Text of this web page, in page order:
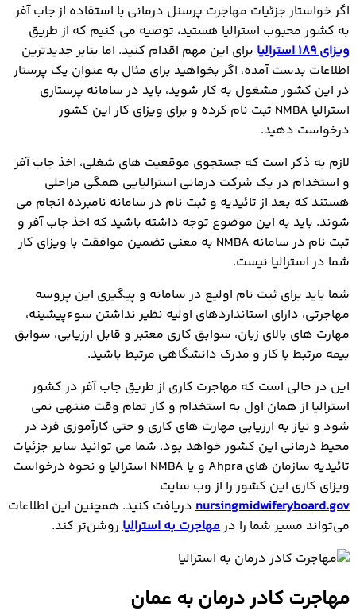
اگر خواستار جزئیات مهاجرت پرسنل درمانی با استفاده از جاب آفر
به کشور محبوب استرالیا هستید، توصیه می کنیم که از طریق
ویزای 189 استرالیا
برای این مهم اقدام کنید. اما بنابر جدیدترین
اطلاعات بدست آمده، اگر بخواهید برای مثال به عنوان یک پرستار
در این کشور مشغول به کار شوید، باید در سامانه پرستاری
استرالیا NMBA ثبت نام کرده و برای ویزای کار این کشور
درخواست دهید.
لازم به ذکر است که جستجوی موقعیت های شغلی، اخذ جاب آفر
و استخدام در یک شرکت درمانی استرالیایی همگی مراحلی
هستند که بعد از تائیدیه و ثبت نام در سامانه نامبرده انجام می
شوند. باید به این موضوع توجه داشته باشید که اخذ جاب آفر و
ثبت نام در سامانه NMBA به معنی تضمین موافقت با ویزای کار
شما در استرالیا نیست.
شما باید برای ثبت نام اولیع در سامانه و پیگیری این پروسه
مهاجرتی، دارای استانداردهای اولیه نظیر نداشتن سوءپیشینه،
مهارت های بالای زبان، سوابق کاری معتبر و قابل ارزیابی، سوابق
بیمه مرتبط با کار و مدرک دانشگاهی مرتبط باشید.
این در حالی است که مهاجرت کاری از طریق جاب آفر در کشور
استرالیا از همان اول به استخدام و کار تمام وقت منتهی نمی
شود و نیاز به ارزیابی مهارت های کاری و حتی کارآموزی فرد در
محیط درمانی این کشور خواهد بود. شما می توانید سایر جزئیات
تائیدیه سازمان های Ahpra و یا NMBA استرالیا و نحوه درخواست
ویزای کاری این کشور را از وب سایت
nursingmidwiferyboard.gov دریافت کنید. همچنین این اطلاعات
می‌تواند مسیر شما را درمهاجرت به استرالیا روشن‌تر کند.
مهاجرت کادر درمان به عمان